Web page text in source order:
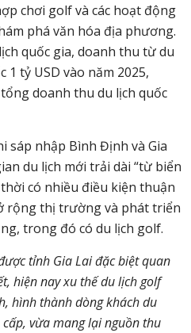
chơi golf và các hoạt động
phá văn hóa địa phương.
quốc gia, doanh thu từ du
1 tỷ USD vào năm 2025,
doanh thu du lịch quốc
sáp nhập Bình Định và Gia
du lịch mới trải dài “từ biển
có nhiều điều kiện thuận
rộng thị trường và phát triển
trong đó có du lịch golf.
tỉnh Gia Lai đặc biệt quan
hiện nay xu thế du lịch golf
hình thành dòng khách du
vừa mang lại nguồn thu